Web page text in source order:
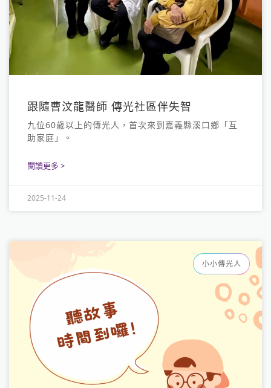
跟隨曹汶龍醫師 傳光社區伴失智
九位60歲以上的傳光人，首次來到嘉義縣溪口鄉「互
助家庭」。
閱讀更多 >
2025-11-24
小小傳光人